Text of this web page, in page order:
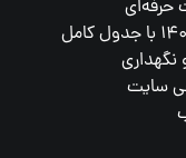
حرفه‌ای
سایت